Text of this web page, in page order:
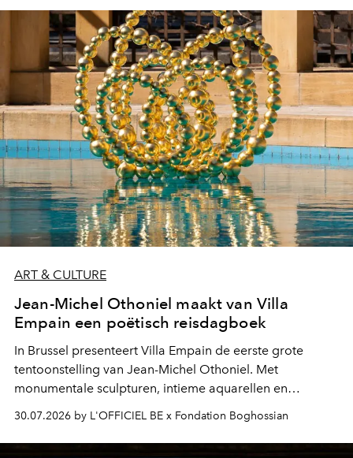
ART & CULTURE
Jean-Michel Othoniel maakt van Villa
Empain een poëtisch reisdagboek
In Brussel presenteert Villa Empain de eerste grote
tentoonstelling van Jean-Michel Othoniel. Met
monumentale sculpturen, intieme aquarellen en
fonkelend Murano-glas creëert de Franse kunstenaar
een emotionele reis waarin elk werk de herinnering
oproept aan een ontmoeting, een bestemming of een
30.07.2026 by L'OFFICIEL BE x Fondation Boghossian